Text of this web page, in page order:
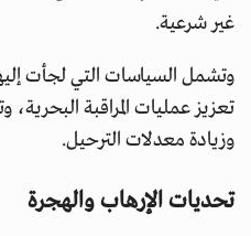
غير شرعية.
وتشمل السياسات التي لجأت
تعزيز عمليات المراقبة البحرية،
وزيادة معدلات الترحيل.
تحديات الإرهاب والهجرة